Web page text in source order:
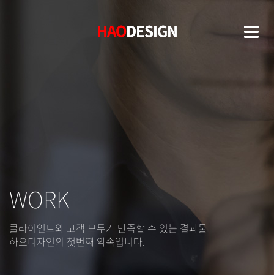
HAODESIGN
HAODESIGN
WORK
클라이언트와 고객 모두가 만족할 수 있는 결과물
하오디자인의 첫번째 약속입니다.